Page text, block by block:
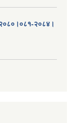
(२०८०।०८१-२०८४।